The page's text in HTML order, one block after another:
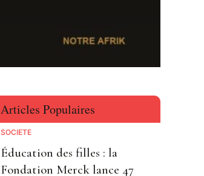
Articles Populaires
SOCIETE
Éducation des filles : la
Fondation Merck lance 47